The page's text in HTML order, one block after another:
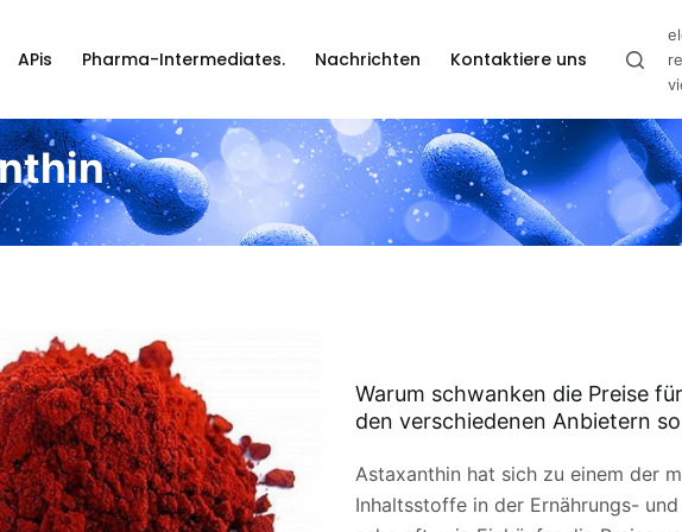
APis Pharma-Intermediates. Nachrichten Kontaktiere uns
Warum schwanken die Preise
den verschiedenen Anbietern
Astaxanthin hat sich zu einem der
Inhaltsstoffe in der Ernährungs-